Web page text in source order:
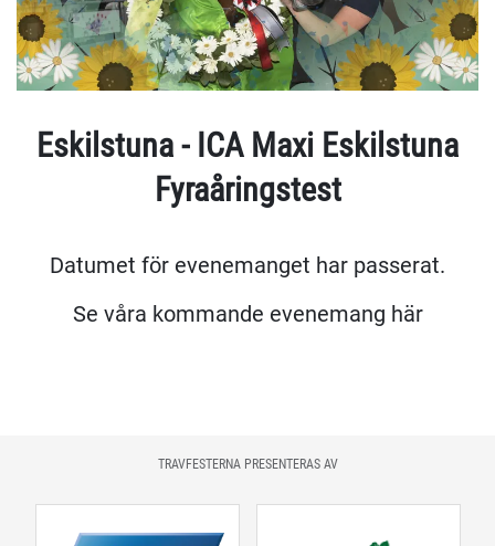
Eskilstuna - ICA Maxi Eskilstuna
Fyraåringstest
Datumet för evenemanget har passerat.
Se våra kommande evenemang här
TRAVFESTERNA PRESENTERAS AV